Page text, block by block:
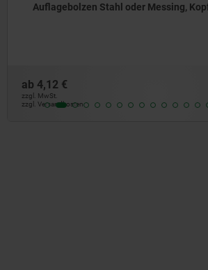
Stahl oder Messing, Kopf abgerundet